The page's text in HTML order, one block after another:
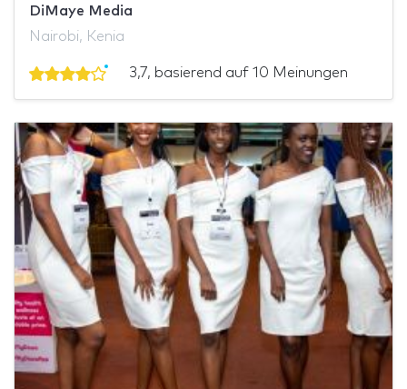
DiMaye Media
Nairobi, Kenia
3,7, basierend auf 10 Meinungen